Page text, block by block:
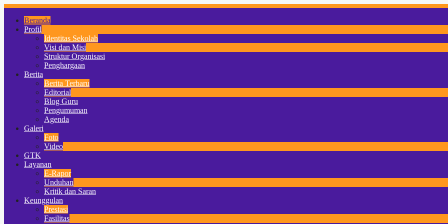
Beranda
Profil
Identitas Sekolah
Visi dan Misi
Struktur Organisasi
Penghargaan
Berita
Berita Terbaru
Editorial
Blog Guru
Pengumuman
Agenda
Galeri
Foto
Video
GTK
Layanan
E-Rapor
Unduhan
Kritik dan Saran
Keunggulan
Prestasi
Fasilitas